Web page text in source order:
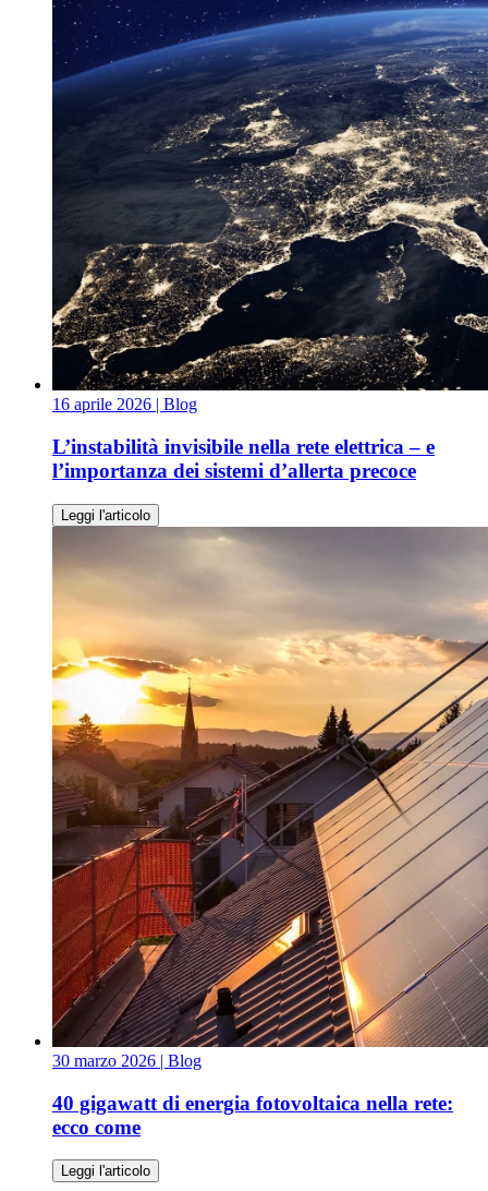
16 aprile 2026 | Blog
L’instabilità invisibile nella rete elettrica – e
l’importanza dei sistemi d’allerta precoce
Leggi l'articolo
30 marzo 2026 | Blog
40 gigawatt di energia fotovoltaica nella rete:
ecco come
Leggi l'articolo